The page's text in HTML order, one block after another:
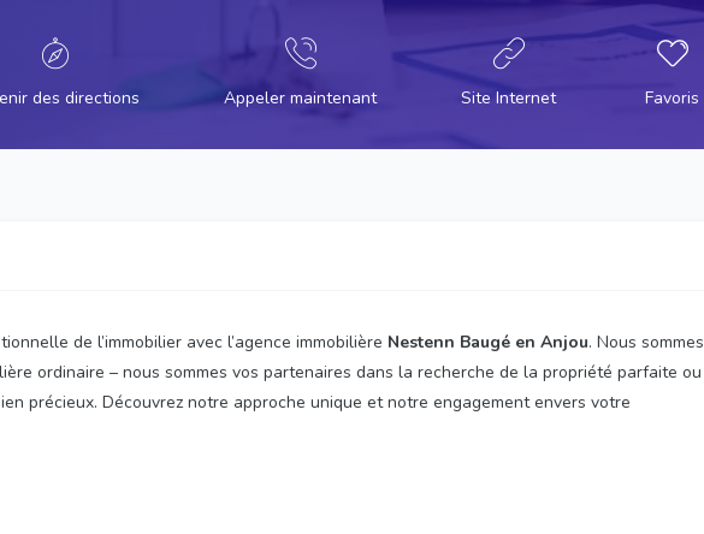
des directions Appeler maintenant Site Internet Favoris
de l’immobilier avec l’agence immobilière Nestenn Baugé en Anjou. Nous sommes
ordinaire – nous sommes vos partenaires dans la recherche de la propriété parfaite ou
précieux. Découvrez notre approche unique et notre engagement envers votre